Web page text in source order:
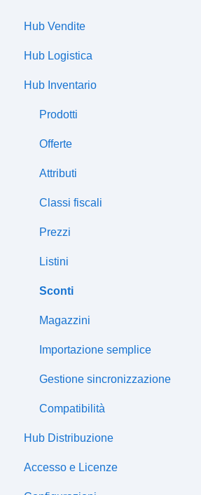
Hub Vendite
Ordini
Hub Logistica
Spedizioni
Flussi di comunicazione
Hub Inventario
Prodotti
Offerte
Attributi
Classi fiscali
Prezzi
Listini
Sconti
Magazzini
Importazione semplice
Gestione sincronizzazione
Compatibilità
Hub Distribuzione
Certificazioni
Accesso e Licenze